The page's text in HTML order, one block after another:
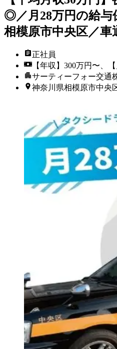
◎／月28万円の給与
相模原市中央区／車
正社員
【年収】300万円〜、
サーティーフォー交通
神奈川県相模原市中央